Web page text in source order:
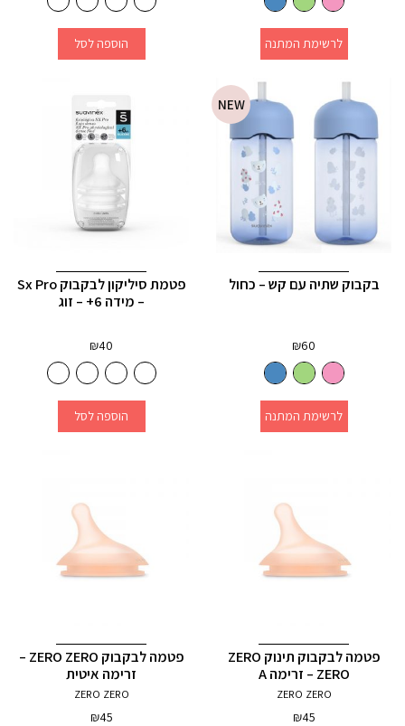
לרשימת המתנה הוספה לסל
NEW
בקבוק שתיה עם קש – כחול
₪60
לרשימת המתנה
פטמת סיליקון לבקבוק Sx Pro
– מידה 6+ – זוג
₪40
הוספה לסל
פטמה לבקבוק תינוק ZERO
ZERO – זרימה A
ZERO ZERO
₪45
פטמה לבקבוק ZERO ZERO –
זרימה איטית
ZERO ZERO
₪45